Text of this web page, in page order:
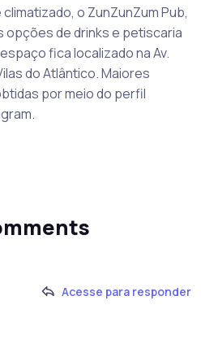
o ZunZunZum Pub,
de drinks e petiscaria
fica localizado na Av.
do Atlântico. Maiores
por meio do perfil
Acesse para responder